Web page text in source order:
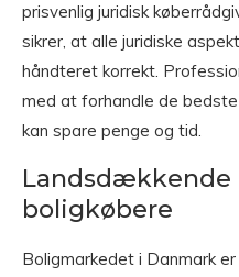
prisvenlig juridisk
sikrer, at alle juridiske
håndteret korrekt.
med at forhandle de
kan spare penge og tid.
Landsdækkende
boligkøbere
Boligmarkedet i Danmark